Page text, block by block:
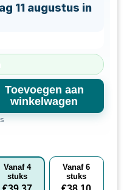
11 augustus in
Toevoegen aan
winkelwagen
Vanaf4
stuks
Vanaf6
stuks